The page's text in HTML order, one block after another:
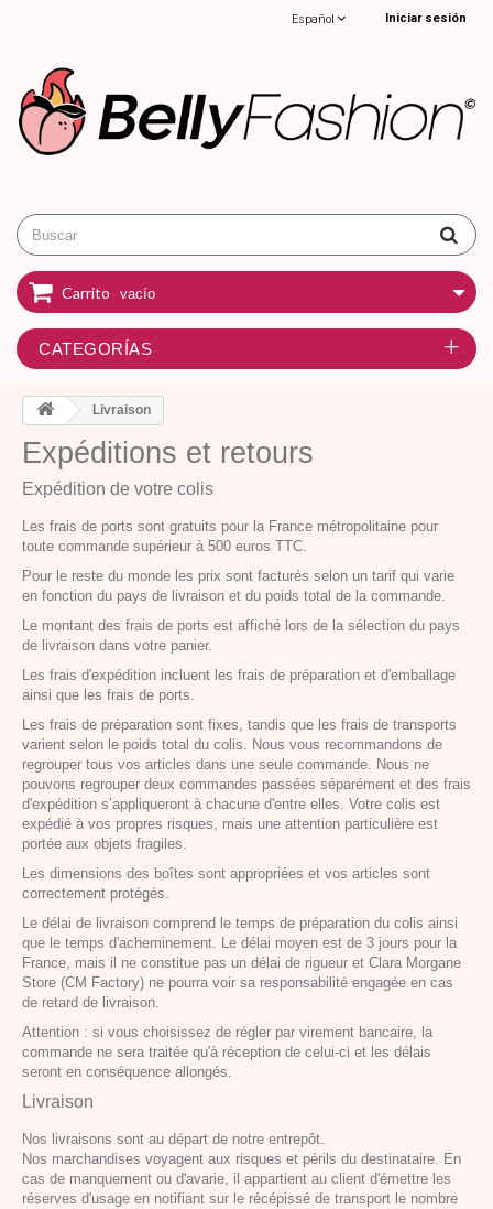
Iniciar sesión
Español
Carrito vacío
CATEGORÍAS
Livraison
Expéditions et retours
Expédition de votre colis
Les frais de ports sont gratuits pour la France métropolitaine pour
toute commande supérieur à 500 euros TTC.
Pour le reste du monde les prix sont facturés selon un tarif qui varie
en fonction du pays de livraison et du poids total de la commande.
Le montant des frais de ports est affiché lors de la sélection du pays
de livraison dans votre panier.
Les frais d'expédition incluent les frais de préparation et d'emballage
ainsi que les frais de ports.
Les frais de préparation sont fixes, tandis que les frais de transports
varient selon le poids total du colis. Nous vous recommandons de
regrouper tous vos articles dans une seule commande. Nous ne
pouvons regrouper deux commandes passées séparément et des frais
d'expédition s’appliqueront à chacune d'entre elles. Votre colis est
expédié à vos propres risques, mais une attention particulière est
portée aux objets fragiles.
Les dimensions des boîtes sont appropriées et vos articles sont
correctement protégés.
Le délai de livraison comprend le temps de préparation du colis ainsi
que le temps d'acheminement. Le délai moyen est de 3 jours pour la
France, mais il ne constitue pas un délai de rigueur et Clara Morgane
Store (CM Factory) ne pourra voir sa responsabilité engagée en cas
de retard de livraison.
Attention : si vous choisissez de régler par virement bancaire, la
commande ne sera traitée qu'à réception de celui-ci et les délais
seront en conséquence allongés.
Livraison
Nos livraisons sont au départ de notre entrepôt.
Nos marchandises voyagent aux risques et périls du destinataire. En
cas de manquement ou d'avarie, il appartient au client d'émettre les
réserves d'usage en notifiant sur le récépissé de transport le nombre